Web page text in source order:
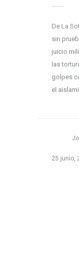
De La
sin
juicio
las
golpes
el
25 junio,